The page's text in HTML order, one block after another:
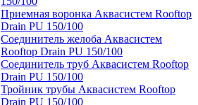
Приемная воронка Аквасистем Rooftop
Drain PU 150/100
Соединитель желоба Аквасистем
Rooftop Drain PU 150/100
Соединитель труб Аквасистем Rooftop
Drain PU 150/100
Тройник трубы Аквасистем Rooftop
Drain PU 150/100